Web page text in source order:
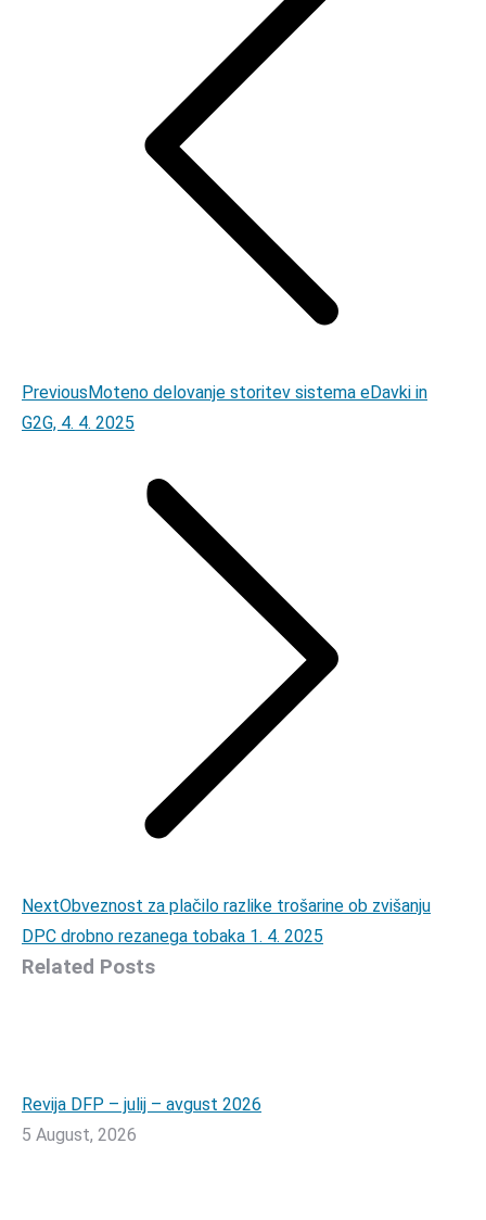
PreviousPrevious
post:
Moteno delovanje storitev sistema eDavki in
G2G, 4. 4. 2025
NextNext
post:
Obveznost za plačilo razlike trošarine ob zvišanju
DPC drobno rezanega tobaka 1. 4. 2025
Related Posts
Revija DFP – julij – avgust 2026
5 August, 2026